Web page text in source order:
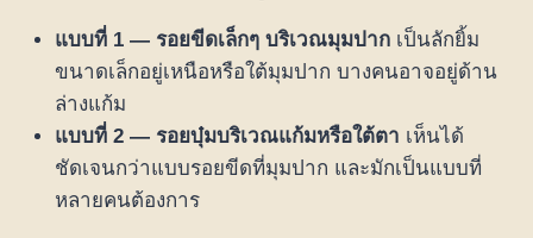
แบบที่ 1 — รอยขีดเล็กๆ บริเวณมุมปากเป็นลักยิ้ม
ขนาดเล็กอยู่เหนือหรือใต้มุมปาก บางคนอาจอยู่ด้าน
ล่างแก้ม
แบบที่ 2 — รอยบุ๋มบริเวณแก้มหรือใต้ตา เห็นได้
ชัดเจนกว่าแบบรอยขีดที่มุมปาก และมักเป็นแบบที่
หลายคนต้องการ